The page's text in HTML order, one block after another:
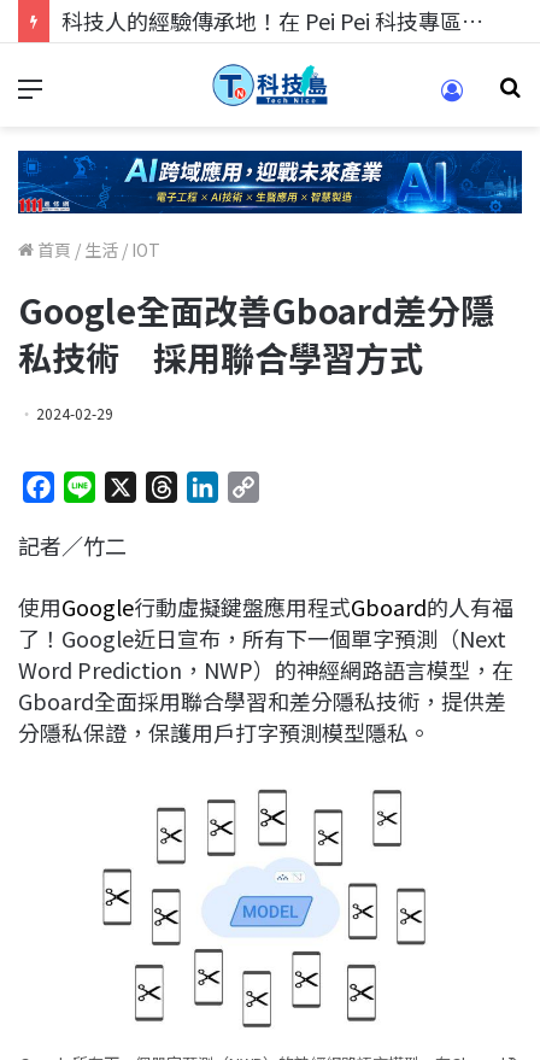
科技人的經驗傳承地！在 Pei Pei 科技專區，與學弟妹交流最硬核的技術
首頁 / 生活 / IOT
Google全面改善Gboard差分隱
私技術 採用聯合學習方式
2024-02-29
c
b
o
o
k
n
a
d
s
e
d
I
n
L
i
n
k
記者／竹二
使用Google行動虛擬鍵盤應用程式Gboard的人有福
了！Google近日宣布，所有下一個單字預測（Next
Word Prediction，NWP）的神經網路語言模型，在
Gboard全面採用聯合學習和差分隱私技術，提供差
分隱私保證，保護用戶打字預測模型隱私。